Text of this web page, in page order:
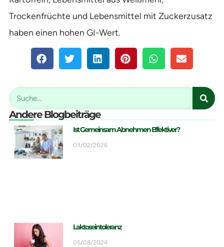
Trockenfrüchte und Lebensmittel mit Zuckerzusatz
haben einen hohen GI-Wert.
Andere Blogbeiträge
Ist Gemeinsam Abnehmen Effektiver?
03/02/2026
Laktoseintoleranz
05/08/2024